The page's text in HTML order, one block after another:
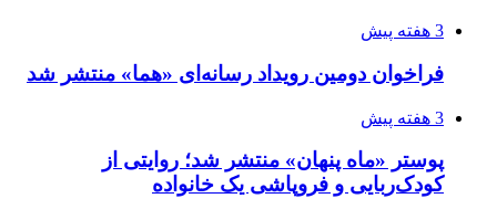
3 هفته پیش
فراخوان دومین رویداد رسانه‌ای «هما» منتشر شد
3 هفته پیش
پوستر «ماه پنهان» منتشر شد؛ روایتی از
کودک‌ربایی و فروپاشی یک خانواده